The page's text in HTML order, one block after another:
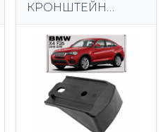
КРОНШТЕЙН
КРОНШТЕЙН
ПЕРЕДНЕЙ БАЛКИ